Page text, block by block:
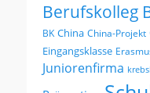
Berufskolleg
BK China China-Projekt
Eingangsklasse
Juniorenfirma